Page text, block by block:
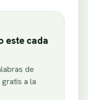
este cada
de
a la